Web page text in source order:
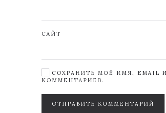
САЙТ
СОХРАНИТЬ МОЁ ИМЯ, EMAIL
КОММЕНТАРИЕВ.
ОТПРАВИТЬ КОММЕНТАРИЙ